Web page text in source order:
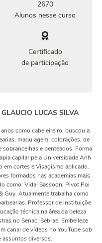
2670
Alunos nesse curso
Certificado
de participação
LUCAS SILVA
como cabeleireiro, buscou a
maquiagem, colorações, de
sobrancelhas e penteados. Forma
capilar pela Universidade Anh
em cortes e Visagismo aplicado.
formados nas academias mais
como: Vidal Sassoon, Pivot Poi
Guy. Atualmente trabalha como
Professor de instituiçõe
técnica na área da beleza
no Senac, Sebrae, Embelleze
canal de vídeos no YouTube sob
assuntos diversos.